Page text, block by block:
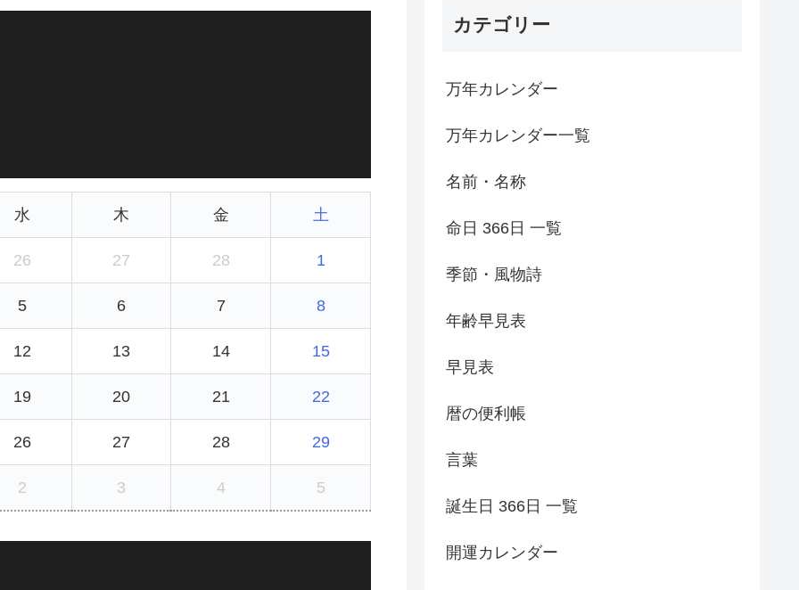
水 木 金 土
26 27 28 1
5 6 7 8
12 13 14 15
19 20 21 22
26 27 28 29
2 3 4 5
カテゴリー
万年カレンダー
万年カレンダー一覧
名前・名称
命日 366日 一覧
季節・風物詩
年齢早見表
早見表
暦の便利帳
言葉
誕生日 366日 一覧
開運カレンダー